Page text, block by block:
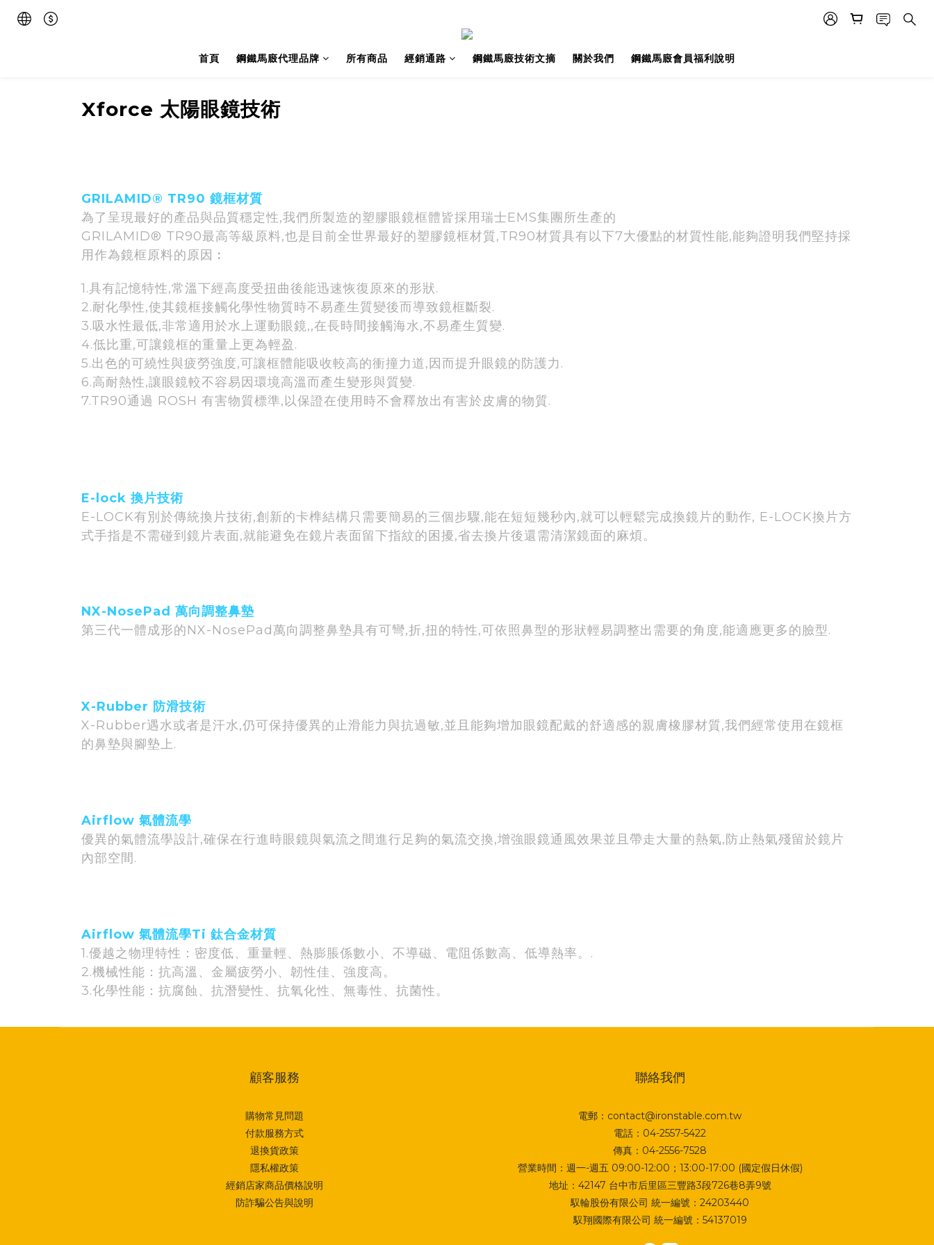
首頁 鋼鐵馬廄代理品牌 所有商品 經銷通路 鋼鐵馬廄技術文摘 關於我們 鋼鐵馬廄會員福利說明
Xforce 太陽眼鏡技術
GRILAMID® TR90 鏡框材質
為了呈現最好的產品與品質穩定性,我們所製造的塑膠眼鏡框體皆採用瑞士EMS集團所生產的
GRILAMID® TR90最高等級原料,也是目前全世界最好的塑膠鏡框材質,TR90材質具有以下7大優點的材質性能,能夠證明我們堅持採
用作為鏡框原料的原因︰
1.具有記憶特性,常溫下經高度受扭曲後能迅速恢復原來的形狀.
2.耐化學性,使其鏡框接觸化學性物質時不易產生質變後而導致鏡框斷裂.
3.吸水性最低,非常適用於水上運動眼鏡,,在長時間接觸海水,不易產生質變.
4.低比重,可讓鏡框的重量上更為輕盈.
5.出色的可繞性與疲勞強度,可讓框體能吸收較高的衝撞力道,因而提升眼鏡的防護力.
6.高耐熱性,讓眼鏡較不容易因環境高溫而產生變形與質變.
7.TR90通過 ROSH 有害物質標準,以保證在使用時不會釋放出有害於皮膚的物質.
E-lock 換片技術
E-LOCK有別於傳統換片技術,創新的卡榫結構只需要簡易的三個步驟,能在短短幾秒內,就可以輕鬆完成換鏡片的動作, E-LOCK換片方
式手指是不需碰到鏡片表面,就能避免在鏡片表面留下指紋的困擾,省去換片後還需清潔鏡面的麻煩。
NX-NosePad 萬向調整鼻墊
第三代一體成形的NX-NosePad萬向調整鼻墊具有可彎,折,扭的特性,可依照鼻型的形狀輕易調整出需要的角度,能適應更多的臉型.
X-Rubber 防滑技術
X-Rubber遇水或者是汗水,仍可保持優異的止滑能力與抗過敏,並且能夠增加眼鏡配戴的舒適感的親膚橡膠材質,我們經常使用在鏡框
的鼻墊與腳墊上.
Airflow 氣體流學
優異的氣體流學設計,確保在行進時眼鏡與氣流之間進行足夠的氣流交換,增強眼鏡通風效果並且帶走大量的熱氣,防止熱氣殘留於鏡片
內部空間.
Airflow 氣體流學Ti 鈦合金材質
1.優越之物理特性：密度低、重量輕、熱膨脹係數小、不導磁、電阻係數高、低導熱率。.
2.機械性能：抗高溫、金屬疲勞小、韌性佳、強度高。
3.化學性能：抗腐蝕、抗潛變性、抗氧化性、無毒性、抗菌性。
顧客服務
購物常見問題
付款服務方式
退換貨政策
隱私權政策
經銷店家商品價格說明
防詐騙公告與說明
聯絡我們
電郵：contact@ironstable.com.tw
電話：04-2557-5422
傳真：04-2556-7528
營業時間：週一-週五 09:00-12:00；13:00-17:00 (國定假日休假)
地址： 42147 台中市后里區三豐路3段726巷8弄9號
馭輪股份有限公司 統一編號：24203440
馭翔國際有限公司 統一編號：54137019